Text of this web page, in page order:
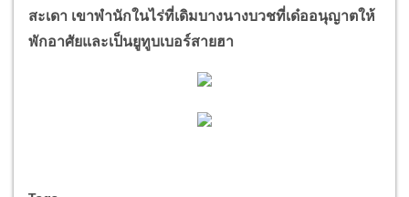
สะเดา เขาพำนักในไร่ที่เดิมบางนางบวชที่เด๋ออนุญาตให้
พักอาศัยและเป็นยูทูบเบอร์สายฮา